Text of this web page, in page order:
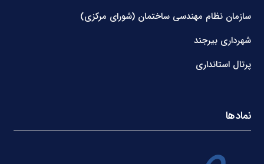
سازمان نظام مهندسی ساختمان (شورای مرکزی)
شهرداری بیرجند
پرتال استانداری
نمادها